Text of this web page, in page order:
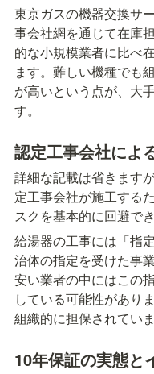
東京ガスの機器交換サ
事会社網を通じて在庫
的な小規模業者に比べ
ます。難しい機種でも
が高いという点が、大
す。
認定工事会社によ
詳細な記載は省きます
定工事会社が施工する
スクを基本的に回避でき
給湯器の工事には「指
治体の指定を受けた事
安い業者の中にはこの
している可能性があり
組織的に担保されていま
10年保証の実態と